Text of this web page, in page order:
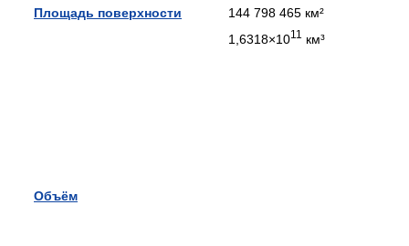
Площадь поверхности
144 798 465 км²
Объём
1,6318×1011 км³